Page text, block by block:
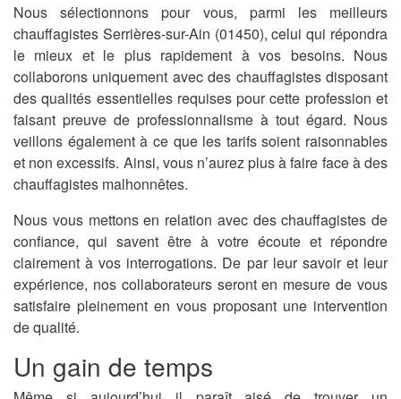
Nous sélectionnons pour vous, parmi les meilleurs
chauffagistes Serrières-sur-Ain (01450), celui qui répondra
le mieux et le plus rapidement à vos besoins. Nous
collaborons uniquement avec des chauffagistes disposant
des qualités essentielles requises pour cette profession et
faisant preuve de professionnalisme à tout égard. Nous
veillons également à ce que les tarifs soient raisonnables
et non excessifs. Ainsi, vous n’aurez plus à faire face à des
chauffagistes malhonnêtes.
Nous vous mettons en relation avec des chauffagistes de
confiance, qui savent être à votre écoute et répondre
clairement à vos interrogations. De par leur savoir et leur
expérience, nos collaborateurs seront en mesure de vous
satisfaire pleinement en vous proposant une intervention
de qualité.
Un gain de temps